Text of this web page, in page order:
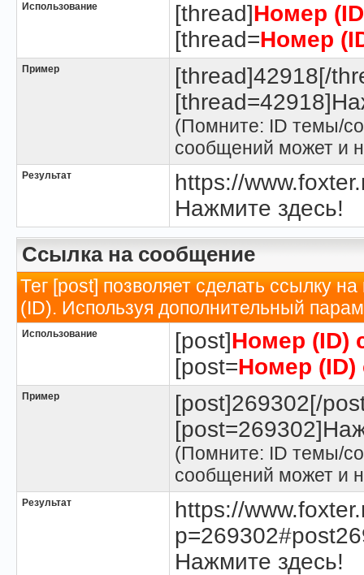
Использование [thread]Номер
[thread=Номер
Пример
[thread]42918[/
(Помните: ID темы/
сообщений может и
Результат
https://
Нажмите здесь!
Ссылка на сообщение
Тег [post] позволяет сделать ссылку
(ID). Используя дополнительный
Использование [post]Номер (ID)
[post=Номер
Пример
[post]269302[/
(Помните: ID темы/
сообщений может и
Результат
https://
Нажмите здесь!